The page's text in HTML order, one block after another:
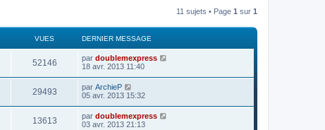
11 sujets • Page 1 sur 1
VUES DERNIER MESSAGE
52146 par doublemexpress
18 avr. 2013 11:40
29493 par ArchieP
05 avr. 2013 15:32
13613 par doublemexpress
03 avr. 2013 21:13